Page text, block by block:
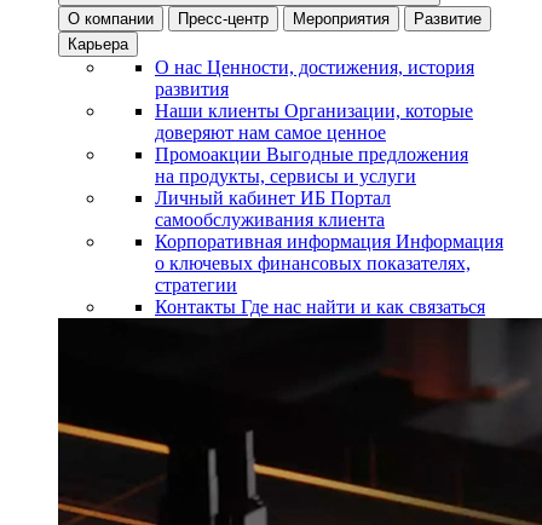
О компании Пресс-центр Мероприятия
Развитие
Карьера
О нас Ценности, достижения, история
развития
Наши клиенты Организации, которые
доверяют нам самое ценное
Промоакции Выгодные предложения
на продукты, сервисы и услуги
Личный кабинет ИБ Портал
самообслуживания клиента
Корпоративная информация Информация
о ключевых финансовых показателях,
стратегии
Контакты Где нас найти и как связаться